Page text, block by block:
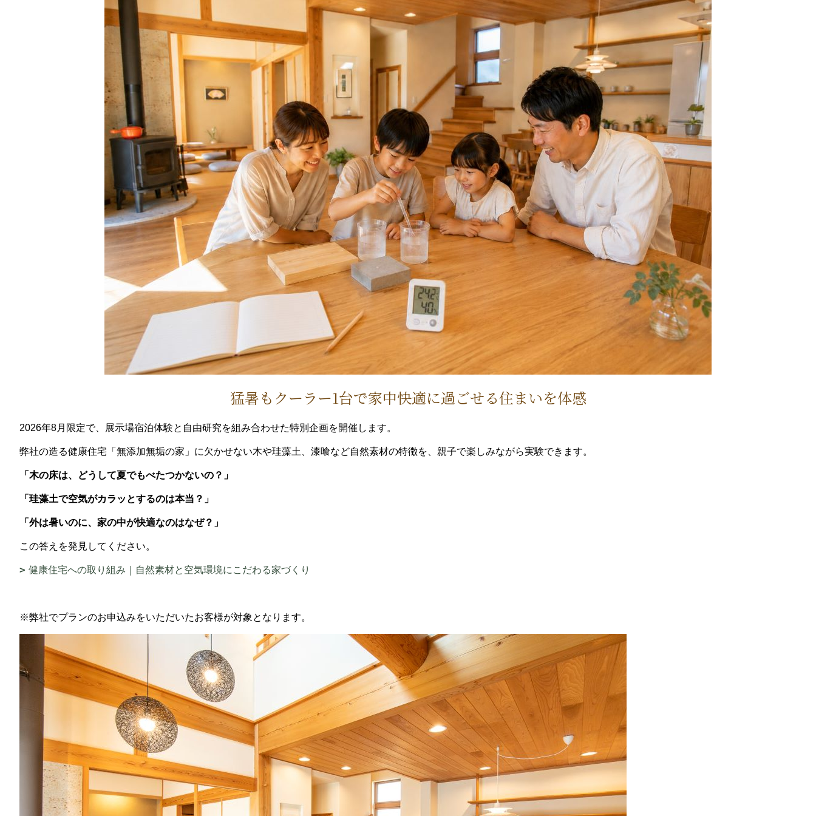
猛暑もクーラー1台で家中快適に過ごせる住まいを体感
2026年8月限定で、展示場宿泊体験と自由研究を組み合わせた特別企画を開催します。
弊社の造る健康住宅「無添加無垢の家」に欠かせない木や珪藻土、漆喰など自然素材の特徴を、親子で楽しみながら実験できます。
「木の床は、どうして夏でもべたつかないの？」
「珪藻土で空気がカラッとするのは本当？」
「外は暑いのに、家の中が快適なのはなぜ？」
この答えを発見してください。
健康住宅への取り組み｜自然素材と空気環境にこだわる家づくり
※弊社でプランのお申込みをいただいたお客様が対象となります。